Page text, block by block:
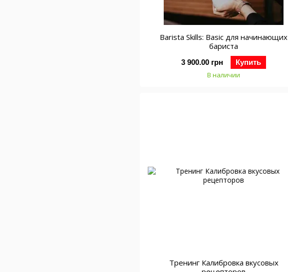
Barista Skills: Basic для начинающих
бариста
3 900.00 грн Купить
В наличии
Тренинг Калибровка вкусовых